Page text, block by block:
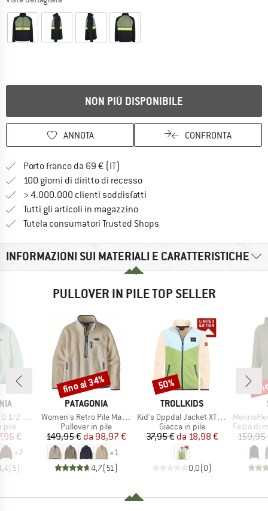
NON PIÙ DISPONIBILE
ANNOTA CONFRONTA
Porto franco da 69 € (IT)
100 giorni di diritto di recessoVai alla politica di recesso qui
> 4.000.000 clienti soddisfatti
Tutti gli articoli in magazzino
Tutela consumatori Trusted Shops
INFORMAZIONI SUI MATERIALI E CARATTERISTICHE
PULLOVER IN PILE TOP SELLER
P/O
pile
ridotto
€
+2
(5)
MARCHIO
PATAGONIA
Articolo
Women's Retro Pile Marsupial
Gruppo di prodotti
Pullover in pile
Prezzo
149,95 € Prezzo ridotto
da 98,97 €
+1
4,7(51 )
Sconto
fino al 34%
MARCHIO
TROLLKIDS
Articolo
Kid's Oppdal Jacket XT Exclusive
Gruppo di prodotti
Giacca in pile
Prezzo
37,95 € Prezzo ridotto
da 18,98 €
0,0(0)
Sconto
50%
Articolo
Gruppo
Felpa di
159,95